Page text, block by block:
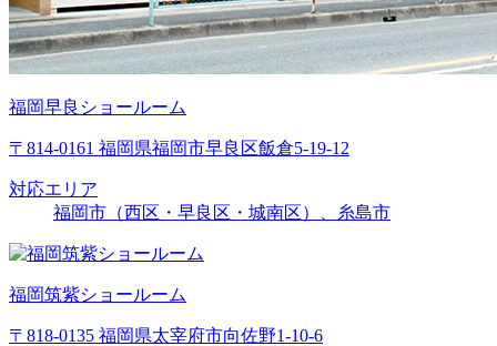
福岡早良ショールーム
〒814-0161 福岡県福岡市早良区飯倉5-19-12
対応エリア
福岡市（西区・早良区・城南区）、糸島市
福岡筑紫ショールーム
〒818-0135 福岡県太宰府市向佐野1-10-6